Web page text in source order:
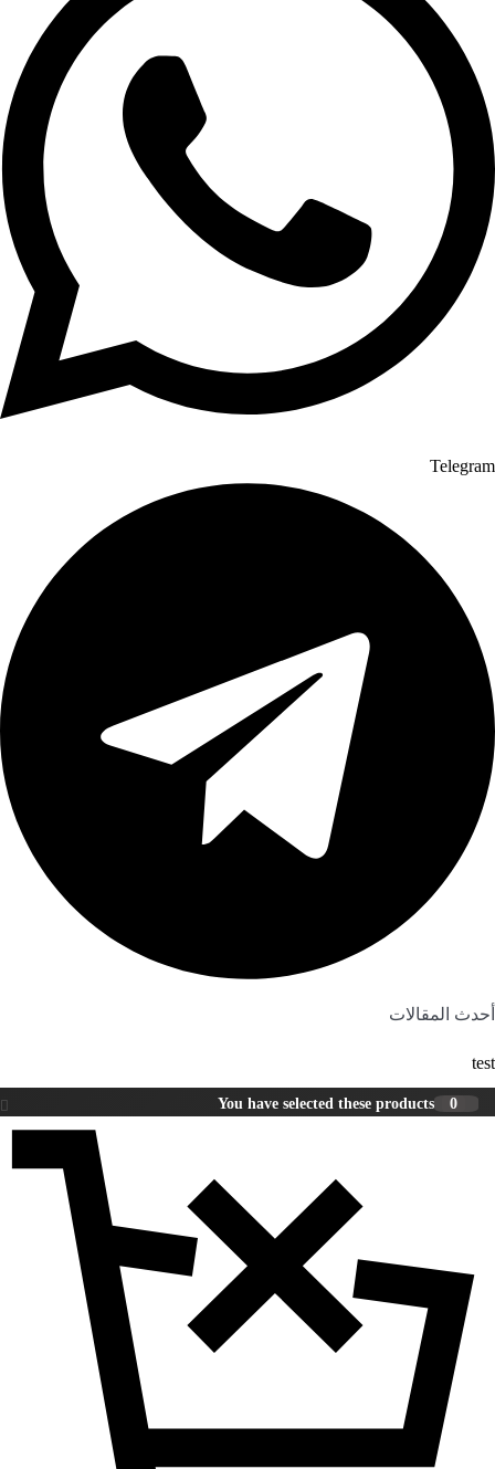
Telegram
أحدث المقالات
test
You have selected these products 0